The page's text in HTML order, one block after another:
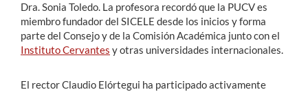
Dra. Sonia Toledo. La profesora recordó que la PUCV es
miembro fundador del SICELE desde los inicios y forma
parte del Consejo y de la Comisión Académica junto con el
Instituto Cervantes y otras universidades internacionales.
El rector Claudio Elórtegui ha participado activamente